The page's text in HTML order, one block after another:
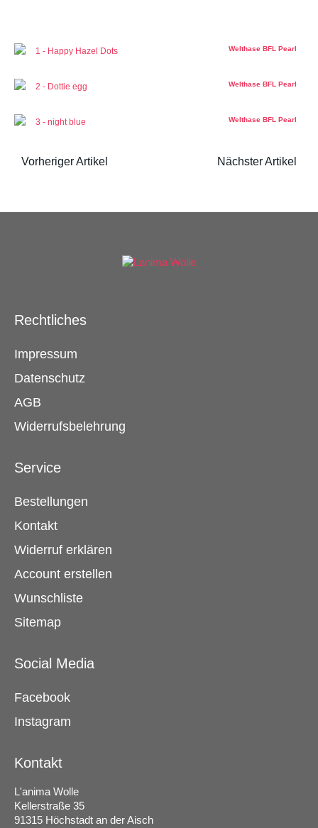
1 - Happy Hazel Dots Welthase BFL Pearl
2 - Dottie egg Welthase BFL Pearl
3 - night blue Welthase BFL Pearl
Vorheriger Artikel Nächster Artikel
Rechtliches
Impressum
Datenschutz
AGB
Widerrufsbelehrung
Service
Bestellungen
Kontakt
Widerruf erklären
Account erstellen
Wunschliste
Sitemap
Social Media
Facebook
Instagram
Kontakt
L'anima Wolle
Kellerstraße 35
91315 Höchstadt an der Aisch